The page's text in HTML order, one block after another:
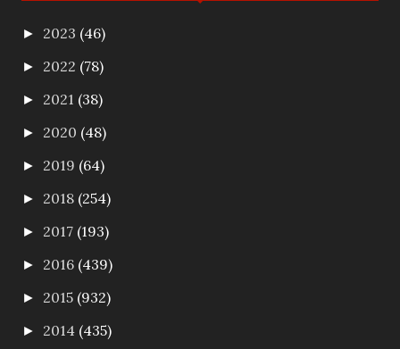
► 2023 (46)
► 2022 (78)
► 2021 (38)
► 2020 (48)
► 2019 (64)
► 2018 (254)
► 2017 (193)
► 2016 (439)
► 2015 (932)
► 2014 (435)